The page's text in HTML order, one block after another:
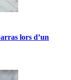
lors d’un